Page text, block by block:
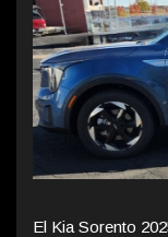
El Kia Sorento